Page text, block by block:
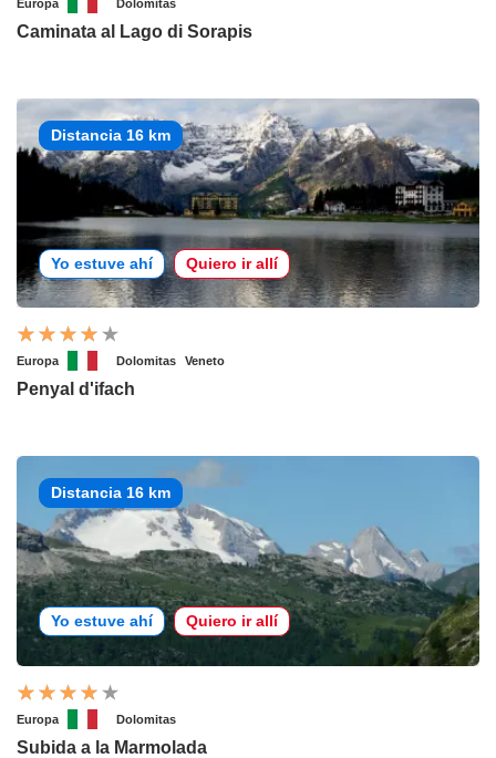
Europa Dolomitas
Caminata al Lago di Sorapis
Distancia 16 km
Yo estuve ahí Quiero ir allí
Europa Dolomitas Veneto
Penyal d'ifach
Distancia 16 km
Yo estuve ahí Quiero ir allí
Europa Dolomitas
Subida a la Marmolada